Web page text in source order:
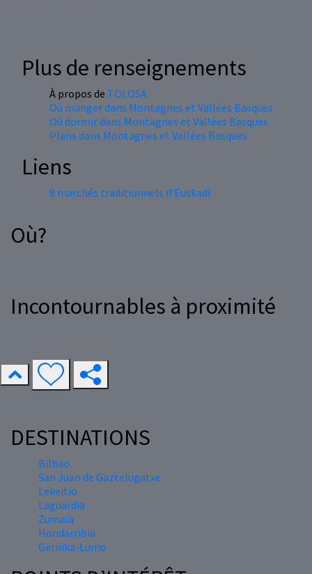
Plus de renseignements
À propos de TOLOSA
Où manger dans Montagnes et Vallées Basques
Où dormir dans Montagnes et Vallées Basques
Plans dans Montagnes et Vallées Basques
Liens
8 marchés traditionnels d’Euskadi
Où?
Incontournables à proximité
DESTINATIONS
Bilbao
San Juan de Gaztelugatxe
Lekeitio
Laguardia
Zumaia
Hondarribia
Gernika-Lumo